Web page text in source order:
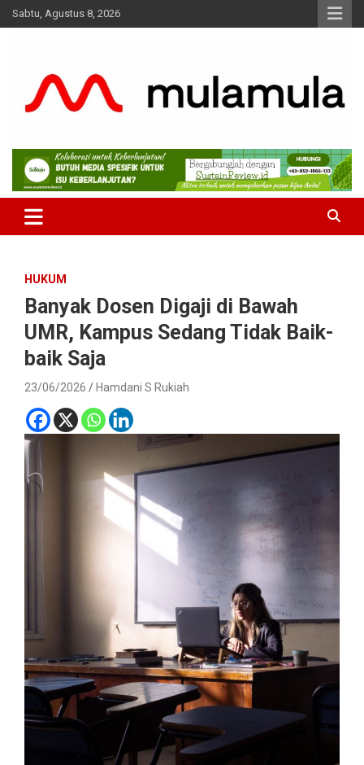
Skip
to
Sabtu, Agustus 8, 2026
MulaMula
Medianya para Gen Z
HUKUM
Banyak Dosen Digaji di Bawah
UMR, Kampus Sedang Tidak Baik-
baik Saja
23/06/2026 Hamdani S Rukiah